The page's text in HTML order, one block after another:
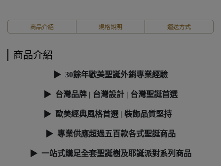
商品介紹 規格說明 運送方式
商品介紹
▶ 30餘年歐美聖誕外銷專業經驗
▶ 台灣品牌 | 台灣設計 | 台灣聖誕首選
▶ 歐美經典風格首選 | 裝飾品質堅持
▶ 專業供應超過五百款各式聖誕商品
▶ 一站式購足全套聖誕樹及耶誕派對系列商品